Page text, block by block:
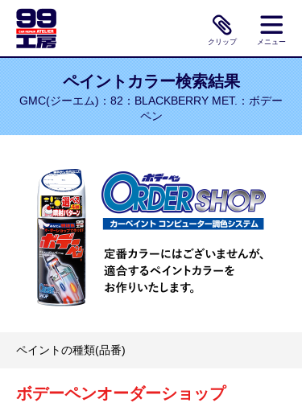
クリップ メニュー
ペイントカラー検索結果
GMC(ジーエム)：82：BLACKBERRY MET.：ボデー
ペン
ペイントの種類(品番)
ボデーペンオーダーショップ